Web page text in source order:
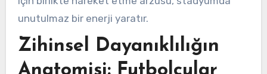
unutulmaz bir enerji yaratır.
Zihinsel Dayanıklılığın